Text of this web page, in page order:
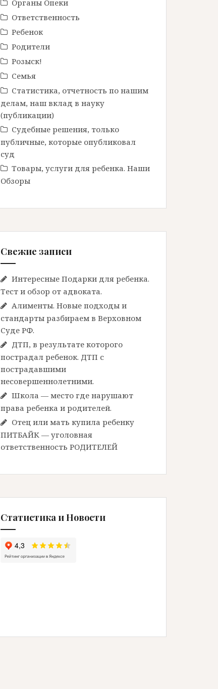
Органы Опеки
Ответственность
Ребенок
Родители
Розыск!
Семья
Статистика, отчетность по нашим
делам, наш вклад в науку
(публикации)
Судебные решения, только
публичные, которые опубликовал
суд
Товары, услуги для ребенка. Наши
Обзоры
Свежие записи
Интересные Подарки для ребенка.
Тест и обзор от адвоката.
Алименты. Новые подходы и
стандарты разбираем в Верховном
Суде РФ.
ДТП, в результате которого
пострадал ребенок. ДТП с
пострадавшими
несовершеннолетними.
Школа — место где нарушают
права ребенка и родителей.
Отец или мать купила ребенку
ПИТБАЙК — уголовная
ответственность РОДИТЕЛЕЙ
Статистика и Новости